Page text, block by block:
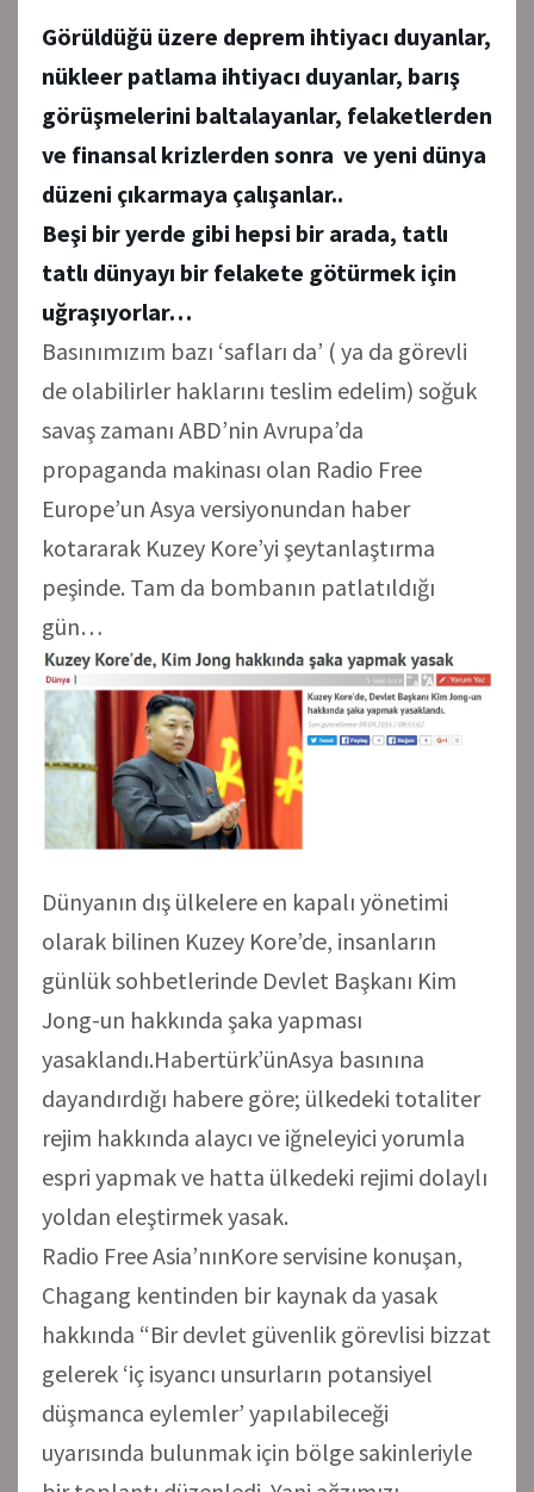
Görüldüğü üzere deprem ihtiyacı duyanlar,
nükleer patlama ihtiyacı duyanlar, barış
görüşmelerini baltalayanlar, felaketlerden
ve finansal krizlerden sonra ve yeni dünya
düzeni çıkarmaya çalışanlar..
Beşi bir yerde gibi hepsi bir arada, tatlı
tatlı dünyayı bir felakete götürmek için
uğraşıyorlar…
Basınımızım bazı ‘safları da’ ( ya da görevli
de olabilirler haklarını teslim edelim) soğuk
savaş zamanı ABD’nin Avrupa’da
propaganda makinası olan Radio Free
Europe’un Asya versiyonundan haber
kotararak Kuzey Kore’yi şeytanlaştırma
peşinde. Tam da bombanın patlatıldığı
gün…
Dünyanın dış ülkelere en kapalı yönetimi
olarak bilinen Kuzey Kore’de, insanların
günlük sohbetlerinde Devlet Başkanı Kim
Jong-un hakkında şaka yapması
yasaklandı.Habertürk’ünAsya basınına
dayandırdığı habere göre; ülkedeki totaliter
rejim hakkında alaycı ve iğneleyici yorumla
espri yapmak ve hatta ülkedeki rejimi dolaylı
yoldan eleştirmek yasak.
Radio Free Asia’nınKore servisine konuşan,
Chagang kentinden bir kaynak da yasak
hakkında “Bir devlet güvenlik görevlisi bizzat
gelerek ‘iç isyancı unsurların potansiyel
düşmanca eylemler’ yapılabileceği
uyarısında bulunmak için bölge sakinleriyle